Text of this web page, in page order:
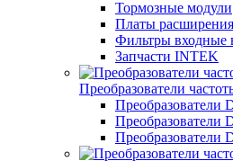
Тормозные модули
Платы расширения
Фильтры входные
Запчасти INTEK
Преобразователи
Преобразователи
Преобразователи
Преобразователи